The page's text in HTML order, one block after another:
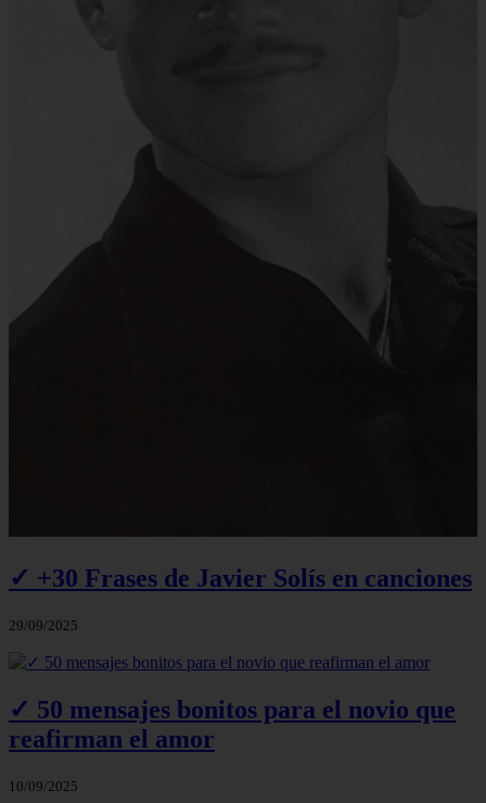
✓ +30 Frases de Javier Solís en canciones
29/09/2025
✓ 50 mensajes bonitos para el novio que
reafirman el amor
10/09/2025